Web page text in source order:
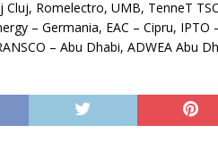
Romelectro, UMB, TenneT
– Germania, EAC – Cipru,
– Abu Dhabi, ADWEA Abu